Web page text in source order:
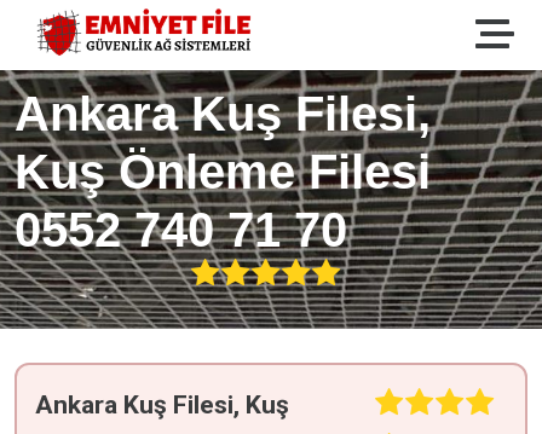
Ankara Kuş Filesi,
Kuş Önleme Filesi
0552 740 71 70
Ankara Kuş Filesi, Kuş